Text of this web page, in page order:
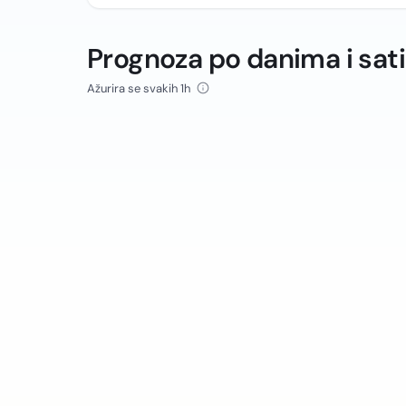
Prognoza po danima i
Ažurira se svakih 1h